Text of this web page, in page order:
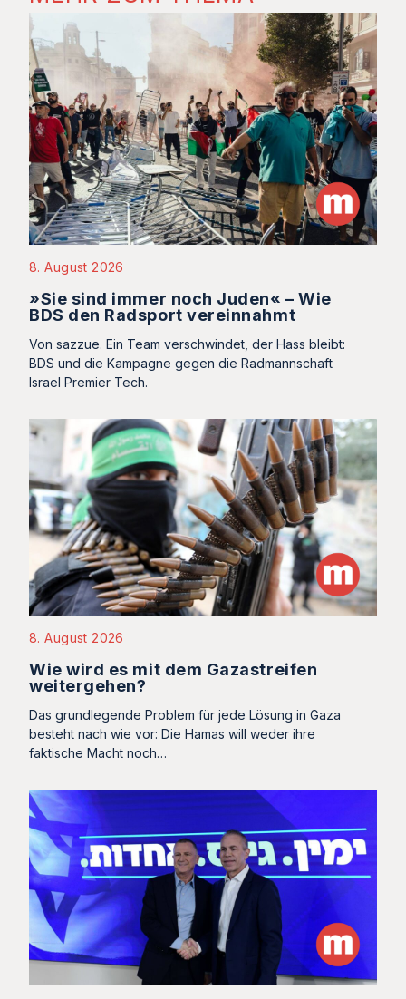
8. August 2026
»Sie sind immer noch Juden« – Wie
BDS den Radsport vereinnahmt
Von sazzue. Ein Team verschwindet, der Hass bleibt:
BDS und die Kampagne gegen die Radmannschaft
Israel Premier Tech.
8. August 2026
Wie wird es mit dem Gazastreifen
weitergehen?
Das grundlegende Problem für jede Lösung in Gaza
besteht nach wie vor: Die Hamas will weder ihre
faktische Macht noch…